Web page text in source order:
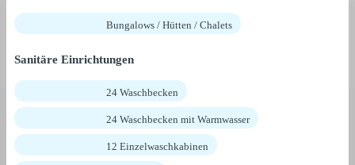
Bungalows / Hütten / Chalets
Sanitäre Einrichtungen
24 Waschbecken
24 Waschbecken mit Warmwasser
12 Einzelwaschkabinen